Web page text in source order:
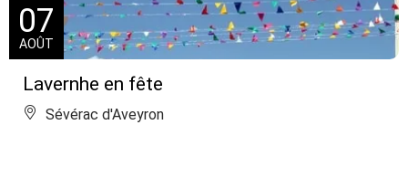
Lavernhe en fête
07
AOÛT
Sévérac d'Aveyron